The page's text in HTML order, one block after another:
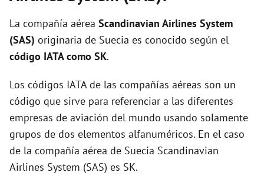
La compañía aérea Scandinavian Airlines System
(SAS) originaria de Suecia es conocido según el
código IATA como SK.
Los códigos IATA de las compañías aéreas son un
código que sirve para referenciar a las diferentes
empresas de aviación del mundo usando solamente
grupos de dos elementos alfanuméricos. En el caso
de la compañía aérea de Suecia Scandinavian
Airlines System (SAS) es SK.